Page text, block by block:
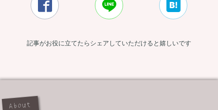
  
記事がお役に立てたらシェアしていただけると嬉しいです
About